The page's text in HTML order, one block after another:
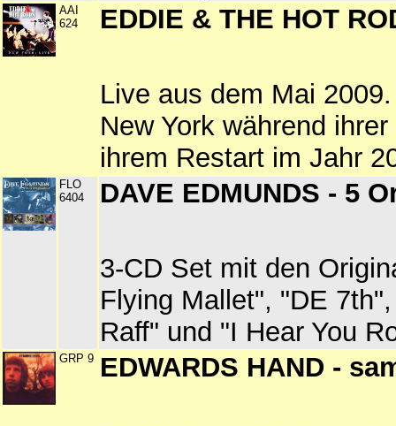
AAI
624
EDDIE & THE HOT
Live aus dem Mai
New York während
ihrem Restart im Jahr
FLO
6404
DAVE EDMUNDS - 5
3-CD Set mit den
Flying Mallet", "DE
Raff" und "I Hear You
GRP 9 EDWARDS HAND -